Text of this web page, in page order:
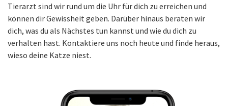
Tierarzt sind wir rund um die Uhr für dich zu erreichen und
können dir Gewissheit geben. Darüber hinaus beraten wir
dich, was du als Nächstes tun kannst und wie du dich zu
verhalten hast. Kontaktiere uns noch heute und finde heraus,
wieso deine Katze niest.